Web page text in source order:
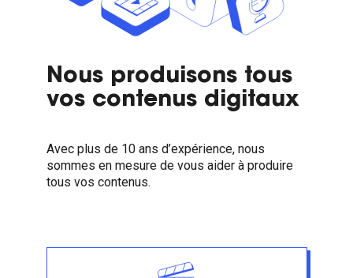
Nous produisons tous
vos contenus digitaux
Avec plus de 10 ans d’expérience, nous
sommes en mesure de vous aider à produire
tous vos contenus.